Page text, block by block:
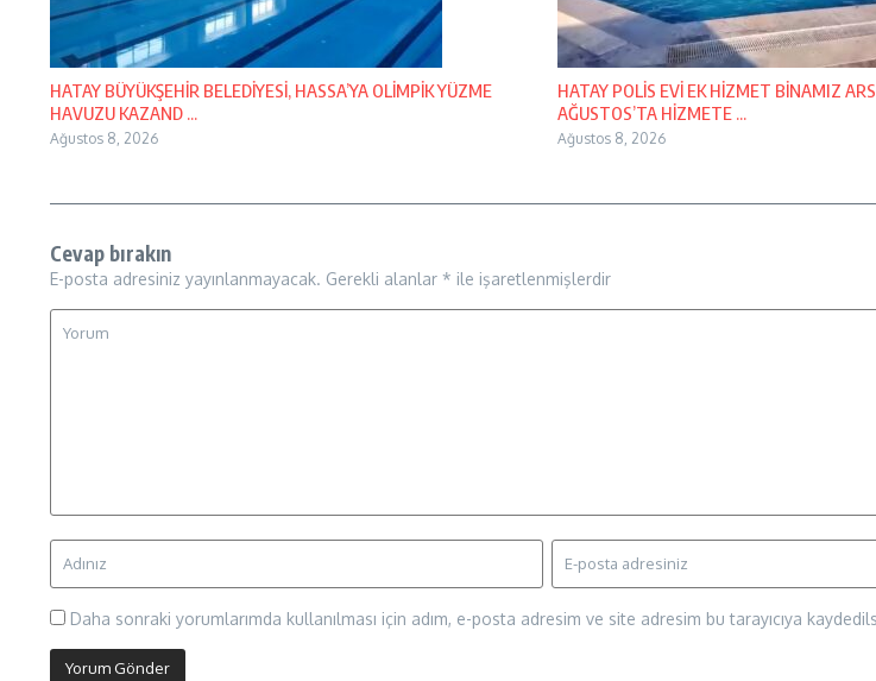
HATAY BÜYÜKŞEHİR BELEDİYESİ, HASSA’YA OLİMPİK YÜZME
HAVUZU KAZAND ...
Ağustos 8, 2026
HATAY POLİS EVİ EK HİZMET BİNAMIZ
AĞUSTOS’TA HİZMETE ...
Ağustos 8, 2026
Cevap bırakın
E-posta adresiniz yayınlanmayacak. Gerekli alanlar * ile işaretlenmişlerdir
Daha sonraki yorumlarımda kullanılması için adım, e-posta adresim ve site adresim bu tarayıcıya